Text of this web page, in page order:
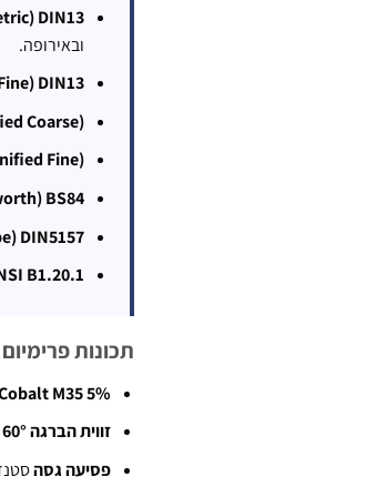
DIN13
ובאירופה.
DIN13
Coarse)
Fine)
BS84
DIN5157
B1.20.1
תכונות פרימיום
M35 5%
זווית הברגה 60°
פסיעה גסה